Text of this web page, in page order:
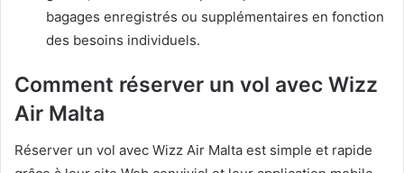
bagages enregistrés ou supplémentaires en fonction
des besoins individuels.
Comment réserver un vol avec Wizz
Air Malta
Réserver un vol avec Wizz Air Malta est simple et rapide